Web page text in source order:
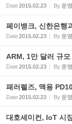
Date2015.02.23 By 운
페이뱅크, 신한은행
Date2015.02.23 By 운
ARM, 1만 달러 규
Date2015.02.23 By 운
패러렐즈, 맥용
Date2015.02.23 By 운
대호세미컨, IoT 시